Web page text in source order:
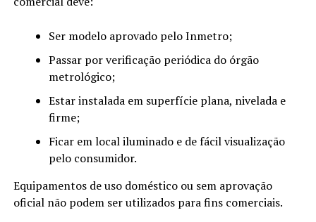
Ser modelo aprovado pelo Inmetro;
Passar por verificação periódica do órgão
metrológico;
Estar instalada em superfície plana, nivelada e
firme;
Ficar em local iluminado e de fácil visualização
pelo consumidor.
Equipamentos de uso doméstico ou sem aprovação
oficial não podem ser utilizados para fins comerciais.